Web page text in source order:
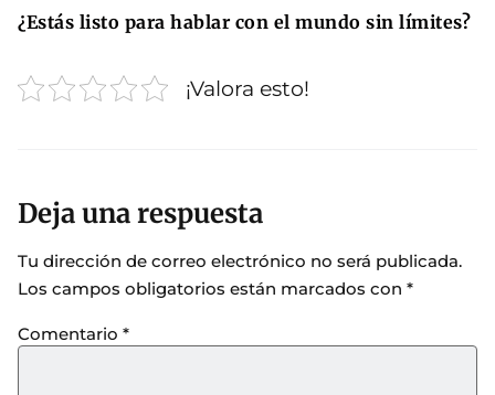
¿Estás listo para hablar con el mundo sin límites?
¡Valora esto!
Deja una respuesta
Tu dirección de correo electrónico no será publicada.
Los campos obligatorios están marcados con *
Comentario *